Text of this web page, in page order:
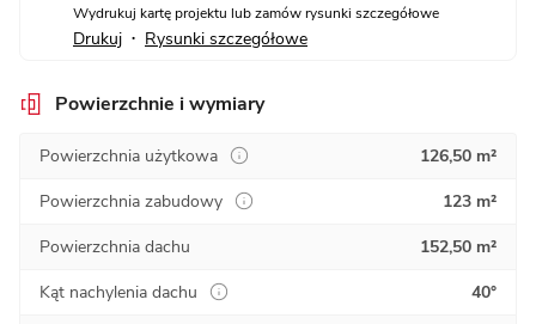
Wydrukuj kartę projektu lub zamów rysunki szczegółowe
Drukuj • Rysunki szczegółowe
Powierzchnie i wymiary
Powierzchnia użytkowa
126,50 m²
Powierzchnia zabudowy
123 m²
Powierzchnia dachu
152,50 m²
Kąt nachylenia dachu
40°